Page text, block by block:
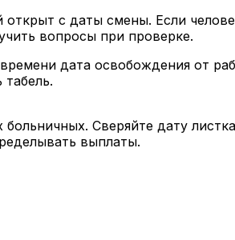
с даты смены. Если
вопросы при проверке.
дата освобождения от
Сверяйте дату
выплаты.